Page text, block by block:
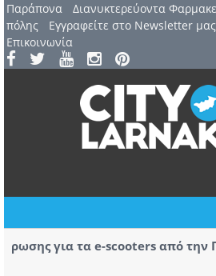
Παράπονα Διανυκτερεύοντα
πόλης
Εγγραφείτε στο Newsletter μας
Επικοινωνία
για τα e-scooters από την